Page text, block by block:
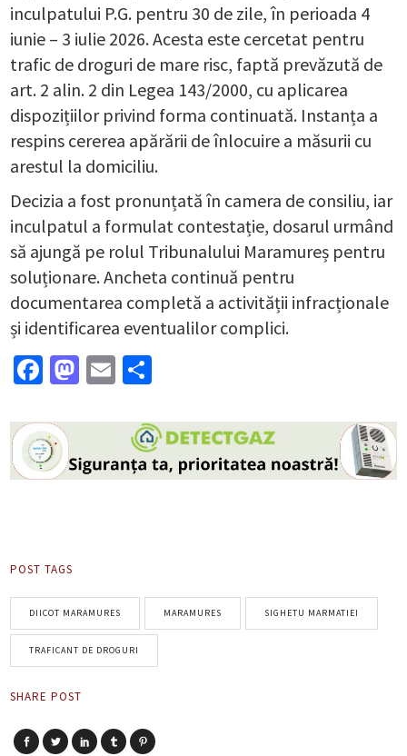
inculpatului P.G. pentru 30 de zile, în perioada 4
iunie – 3 iulie 2026. Acesta este cercetat pentru
trafic de droguri de mare risc, faptă prevăzută de
art. 2 alin. 2 din Legea 143/2000, cu aplicarea
dispozițiilor privind forma continuată. Instanța a
respins cererea apărării de înlocuire a măsurii cu
arestul la domiciliu.
Decizia a fost pronunțată în camera de consiliu, iar
inculpatul a formulat contestație, dosarul urmând
să ajungă pe rolul Tribunalului Maramureș pentru
soluționare. Ancheta continuă pentru
documentarea completă a activității infracționale
și identificarea eventualilor complici.
Facebook
Mastodon
Email
POST TAGS
DIICOT MARAMURES MARAMURES SIGHETU MARMATIEI
TRAFICANT DE DROGURI
SHARE POST